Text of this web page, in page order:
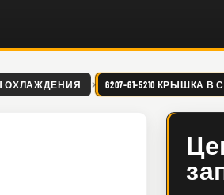
ОХЛАЖДЕНИЯ 6207-61-5210 КРЫШКА В